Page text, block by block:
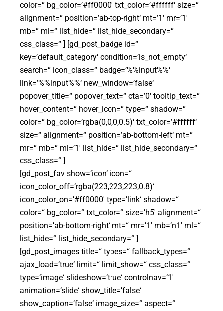
color=“ bg_color=’#ff0000′ txt_color=’#ffffff‘ size=“
alignment=“ position=’ab-top-right‘ mt=’1′ mr=’1′
mb=“ ml=“ list_hide=“ list_hide_secondary=“
css_class=“ ] [gd_post_badge id=“
key=’default_category‘ condition=’is_not_empty‘
search=“ icon_class=“ badge=’%%input%%‘
link=’%%input%%‘ new_window=’false‘
popover_title=“ popover_text=“ cta=’0′ tooltip_text=“
hover_content=“ hover_icon=“ type=“ shadow=“
color=“ bg_color=’rgba(0,0,0,0.5)‘ txt_color=’#ffffff‘
size=“ alignment=“ position=’ab-bottom-left‘ mt=“
mr=“ mb=“ ml=’1′ list_hide=“ list_hide_secondary=“
css_class=“ ]
[gd_post_fav show=’icon‘ icon=“
icon_color_off=’rgba(223,223,223,0.8)‘
icon_color_on=’#ff0000′ type=’link‘ shadow=“
color=“ bg_color=“ txt_color=“ size=’h5′ alignment=“
position=’ab-bottom-right‘ mt=“ mr=’1′ mb=’n1′ ml=“
list_hide=“ list_hide_secondary=“ ]
[gd_post_images title=“ types=“ fallback_types=“
ajax_load=’true‘ limit=“ limit_show=“ css_class=“
type=’image‘ slideshow=’true‘ controlnav=’1′
animation=’slide‘ show_title=’false‘
show_caption=’false‘ image_size=“ aspect=“